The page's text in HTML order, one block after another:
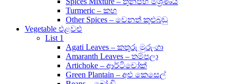
Turmeric – කහ
Other Spices – වෙනත් කුළුබඩු
Vegetable එළවළු
List 1
Agati Leaves – කතුරු මුරුංගා
Amaranth Leaves – තම්පලා
Artichoke – ආර්ටිචෝක්
Green Plantain – අළු කෙසෙල්